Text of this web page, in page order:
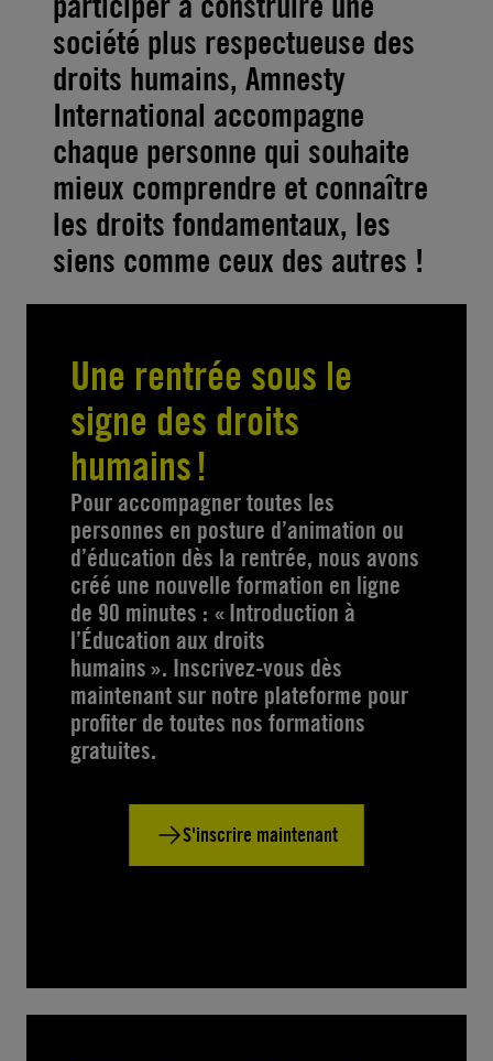
société plus respectueuse des
droits humains, Amnesty
International accompagne
chaque personne qui souhaite
mieux comprendre et connaître
les droits fondamentaux, les
siens comme ceux des autres !
Une rentrée sous le
signe des droits
humains !
Pour accompagner toutes les
personnes en posture d’animation ou
d’éducation dès la rentrée, nous avons
créé une nouvelle formation en ligne
de 90 minutes : « Introduction à
l’Éducation aux droits
humains ». Inscrivez-vous dès
maintenant sur notre plateforme pour
profiter de toutes nos formations
gratuites.
S'inscrire maintenant